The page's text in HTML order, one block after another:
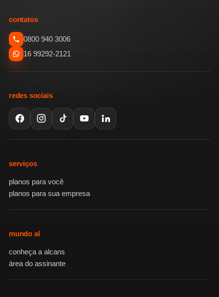
contatos
0800 940 3006
16 99292-2121
redes sociais
serviços
planos para você
planos para sua empresa
mundo al
conheça a alcans
área do assinante